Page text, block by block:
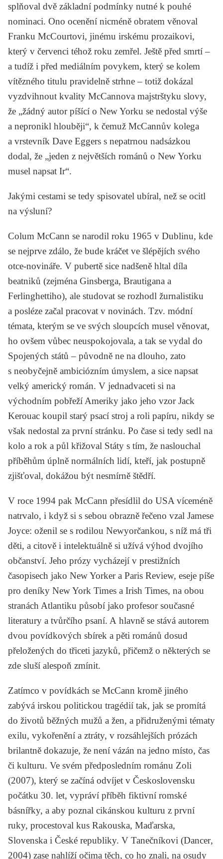
splňoval dvě základní podmínky nutné k pouhé
nominaci. Ono ocenění nicméně obratem věnoval
Franku McCourtovi, jinému irskému prozaikovi,
který v červenci téhož roku zemřel. Ještě před smrtí –
a tudíž i před mediálním povykem, který se kolem
vítězného titulu pravidelně strhne – totiž dokázal
vyzdvihnout kvality McCannova majstrštyku slovy,
že „žádný autor píšící o New Yorku se nedostal výše
a nepronikl hlouběji“, k čemuž McCannův kolega
a vrstevník Dave Eggers s nepatrnou nadsázkou
dodal, že „jeden z největších románů o New Yorku
musel napsat Ir“.
Jakými cestami se tedy spisovatel ubíral, než se ocitl
na výsluní?
Colum McCann se narodil roku 1965 v Dublinu, kde
se nejprve zdálo, že bude kráčet ve šlépějích svého
otce-novináře. V pubertě sice nadšeně hltal díla
beatniků (zejména Ginsberga, Brautigana a
Ferlinghettiho), ale studovat se rozhodl žurnalistiku
a posléze začal pracovat v novinách. Tzv. módní
témata, kterým se ve svých sloupcích musel věnovat,
ho ovšem vůbec neuspokojovala, a tak se vydal do
Spojených států – původně ne na dlouho, zato
s neobyčejně ambiciózním úmyslem, a sice napsat
velký americký román. V jednadvaceti si na
východním pobřeží Ameriky jako jeho vzorJack
Kerouac koupil starý psací stroj a roli papíru, nikdy se
však nedostal za první stránku. Po čase si tedy sedl na
kolo a rok a půl křižoval Státy s tím, že naslouchal
příběhům úplně normálních lidí, kteří, jak postupně
zjišťoval, dokážou být nesmírně štědří.
V roce 1994 pak McCann přesídlil do USA víceméně
natrvalo, i když si s sebou obrazně řečeno vzal Jamese
Joyce: oženil se s rodilou Newyorčankou, s níž má tři
děti, a citově i intelektuálně si užívá výhod dvojího
občanství. Jeho prózy vycházejí v prestižních
časopisech jako New Yorker a Paris Review, eseje píše
pro deníky New York Times a Irish Times, na obou
stranách Atlantiku působí jako profesor současné
literatury a tvůrčího psaní. A hlavně se stává autorem
dvou povídkových sbírek a pěti románů dosud
přeložených do třiceti jazyků, přičemž o některých se
zde sluší alespoň zmínit.
Zatímco v povídkách se McCann kromě jiného
zabývá irskou politickou tragédií tak, jak se promítá
do životů běžných mužů a žen, a přidruženými tématy
exilu, vykořenění a ztráty, v rozsáhlejších prózách
brilantně dokazuje, že není vázán na jedno místo, čas
či kulturu. Ve svém předposledním románu Zoli
(2007), který se začíná odvíjet v Československu
počátku 30. let, vypráví příběh fiktivní romské
básnířky, a aby poznal cikánskou kulturu z první
ruky, procestoval kus Rakouska, Maďarska,
Slovenska i České republiky. V Tanečníkovi (Dancer,
2004) zase nahlíží očima těch, co ho znali, na osudy